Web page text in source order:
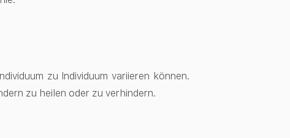
zu Individuum variieren können.
zu heilen oder zu verhindern.